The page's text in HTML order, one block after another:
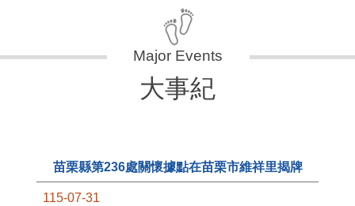
大事紀
苗栗縣第236處關懷據點在苗栗市維祥里揭牌
115-07-31